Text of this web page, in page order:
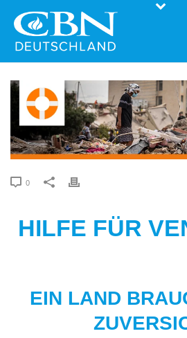
0
HILFE FÜR
EIN LAND